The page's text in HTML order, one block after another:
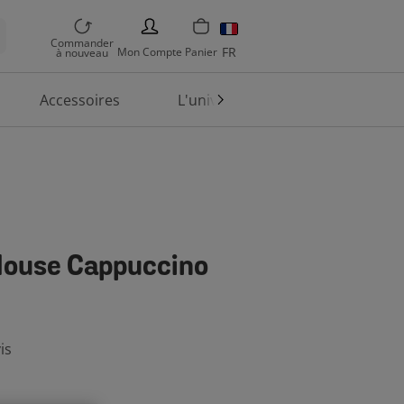
Commander
à nouveau
PERSON
Mon Compte Panier FR
Accessoires L'univers TASSIMO
Cappuccino